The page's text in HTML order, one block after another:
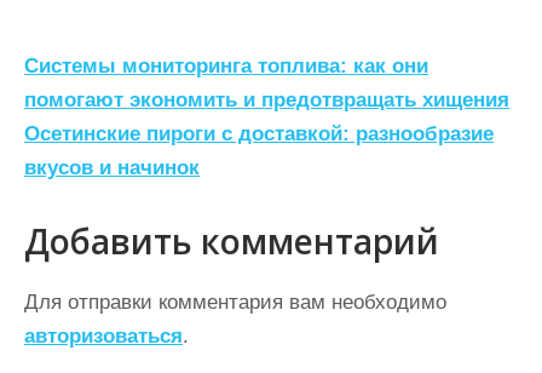
Н
а
в
и
г
а
ц
и
Системы мониторинга топлива: как они
помогают экономить и предотвращать хищения
Осетинские пироги с доставкой: разнообразие
вкусов и начинок
Добавить комментарий
Для отправки комментария вам необходимо
авторизоваться.